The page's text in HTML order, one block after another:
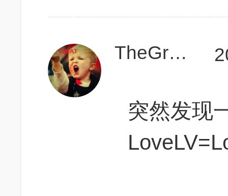
TheGreatTony
突然发现